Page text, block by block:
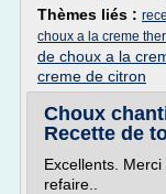
Thèmes liés :
choux a la creme
de choux a la
creme de citron
Choux
Recette de
Excellents.
refaire..